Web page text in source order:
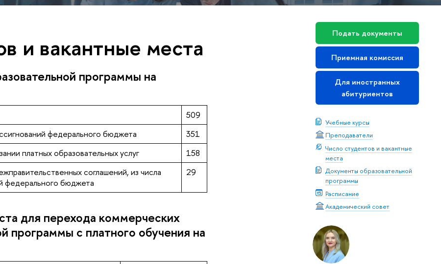
Подать документы
Приемная комиссия
Для иностранных
абитуриентов
Учебные курсы
Преподаватели
Число студентов и вакантные
места
Документы образовательной
программы
Расписание
Академический совет
и вакантные места
программы на
509
федерального бюджета
351
платных образовательных услуг
158
соглашений, из числа
федерального бюджета
29
для перехода коммерческих
программы с платного обучения на